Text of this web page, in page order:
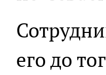
его до